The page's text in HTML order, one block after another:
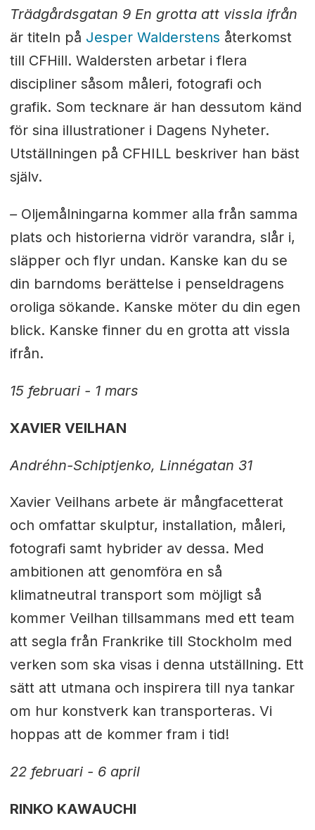
Trädgårdsgatan 9 En grotta att vissla ifrån
är titeln på Jesper Walderstens återkomst
till CFHill. Waldersten arbetar i flera
discipliner såsom måleri, fotografi och
grafik. Som tecknare är han dessutom känd
för sina illustrationer i Dagens Nyheter.
Utställningen på CFHILL beskriver han bäst
själv.
– Oljemålningarna kommer alla från samma
plats och historierna vidrör varandra, slår i,
släpper och flyr undan. Kanske kan du se
din barndoms berättelse i penseldragens
oroliga sökande. Kanske möter du din egen
blick. Kanske finner du en grotta att vissla
ifrån.
15 februari - 1 mars
XAVIER VEILHAN
Andréhn-Schiptjenko, Linnégatan 31
Xavier Veilhans arbete är mångfacetterat
och omfattar skulptur, installation, måleri,
fotografi samt hybrider av dessa. Med
ambitionen att genomföra en så
klimatneutral transport som möjligt så
kommer Veilhan tillsammans med ett team
att segla från Frankrike till Stockholm med
verken som ska visas i denna utställning. Ett
sätt att utmana och inspirera till nya tankar
om hur konstverk kan transporteras. Vi
hoppas att de kommer fram i tid!
22 februari - 6 april
RINKO KAWAUCHI